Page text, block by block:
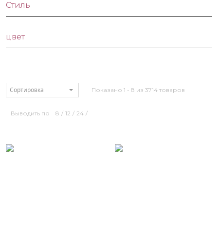
Стиль
цвет
Сортировка Показано 1 - 8 из 3714 товаров
Выводить по 8 / 12 / 24 /